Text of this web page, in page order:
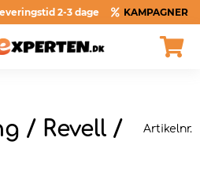
2-3 dage KAMPAGNER
/ Revell /
Artikelnr.